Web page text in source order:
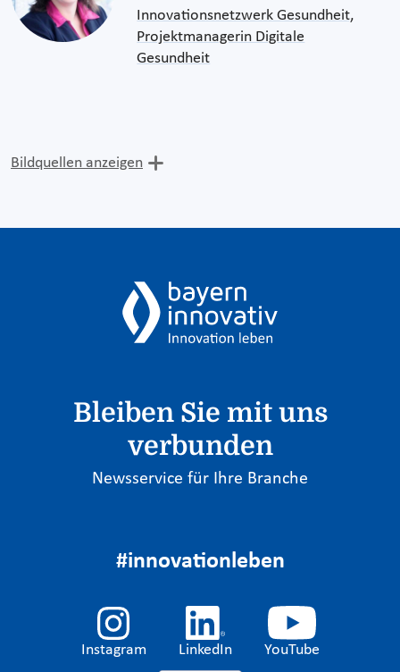
Innovationsnetzwerk Gesundheit,
Projektmanagerin Digitale
Gesundheit
Bildquellen anzeigen
Bleiben Sie mit uns
verbunden
Newsservice für Ihre Branche
#innovationleben
Instagram LinkedIn YouTube